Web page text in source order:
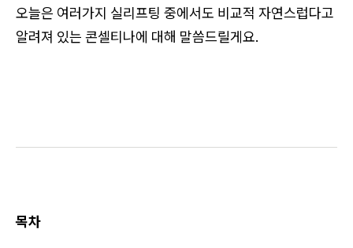
오늘은 여러가지 실리프팅 중에서도 비교적 자연스럽다고
알려져 있는 콘셀티나에 대해 말씀드릴게요.
목차